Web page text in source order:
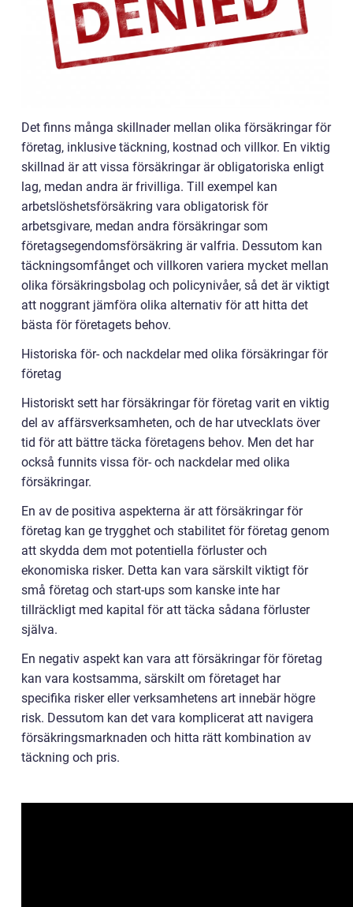
Det finns många skillnader mellan olika försäkringar för
företag, inklusive täckning, kostnad och villkor. En viktig
skillnad är att vissa försäkringar är obligatoriska enligt
lag, medan andra är frivilliga. Till exempel kan
arbetslöshetsförsäkring vara obligatorisk för
arbetsgivare, medan andra försäkringar som
företagsegendomsförsäkring är valfria. Dessutom kan
täckningsomfånget och villkoren variera mycket mellan
olika försäkringsbolag och policynivåer, så det är viktigt
att noggrant jämföra olika alternativ för att hitta det
bästa för företagets behov.
Historiska för- och nackdelar med olika försäkringar för
företag
Historiskt sett har försäkringar för företag varit en viktig
del av affärsverksamheten, och de har utvecklats över
tid för att bättre täcka företagens behov. Men det har
också funnits vissa för- och nackdelar med olika
försäkringar.
En av de positiva aspekterna är att försäkringar för
företag kan ge trygghet och stabilitet för företag genom
att skydda dem mot potentiella förluster och
ekonomiska risker. Detta kan vara särskilt viktigt för
små företag och start-ups som kanske inte har
tillräckligt med kapital för att täcka sådana förluster
själva.
En negativ aspekt kan vara att försäkringar för företag
kan vara kostsamma, särskilt om företaget har
specifika risker eller verksamhetens art innebär högre
risk. Dessutom kan det vara komplicerat att navigera
försäkringsmarknaden och hitta rätt kombination av
täckning och pris.